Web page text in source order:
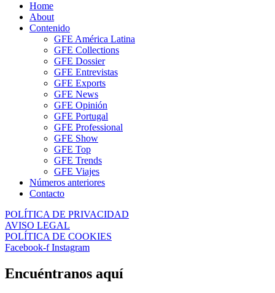
Home
About
Contenido
GFE América Latina
GFE Collections
GFE Dossier
GFE Entrevistas
GFE Exports
GFE News
GFE Opinión
GFE Portugal
GFE Professional
GFE Show
GFE Top
GFE Trends
GFE Viajes
Números anteriores
Contacto
POLÍTICA DE PRIVACIDAD
AVISO LEGAL
POLÍTICA DE COOKIES
Facebook-f Instagram
Encuéntranos aquí